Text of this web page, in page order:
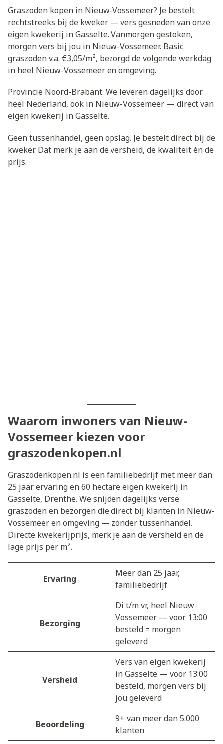
Graszoden kopen in Nieuw-Vossemeer? Je bestelt
rechtstreeks bij de kweker — vers gesneden van onze
eigen kwekerij in Gasselte. Vanmorgen gestoken,
morgen vers bij jou in Nieuw-Vossemeer. Basic
graszoden v.a. €3,05/m², bezorgd de volgende werkdag
in heel Nieuw-Vossemeer en omgeving.
Provincie Noord-Brabant. We leveren dagelijks door
heel Nederland, ook in Nieuw-Vossemeer — direct van
eigen kwekerij in Gasselte.
Geen tussenhandel, geen opslag. Je bestelt direct bij de
kweker. Dat merk je aan de versheid, de kwaliteit én de
prijs.
Waarom inwoners van Nieuw-
Vossemeer kiezen voor
graszodenkopen.nl
Graszodenkopen.nl is een familiebedrijf met meer dan
25 jaar ervaring en 60 hectare eigen kwekerij in
Gasselte, Drenthe. We snijden dagelijks verse
graszoden en bezorgen die direct bij klanten in Nieuw-
Vossemeer en omgeving — zonder tussenhandel.
Directe kwekerijprijs, merk je aan de versheid en de
lage prijs per m².
Ervaring
Meer dan 25 jaar,
familiebedrijf
Bezorging
Di t/m vr, heel Nieuw-
Vossemeer — voor 13:00
besteld = morgen
geleverd
Versheid
Vers van eigen kwekerij
in Gasselte — voor 13:00
besteld, morgen vers bij
jou geleverd
Beoordeling
9+ van meer dan 5.000
klanten